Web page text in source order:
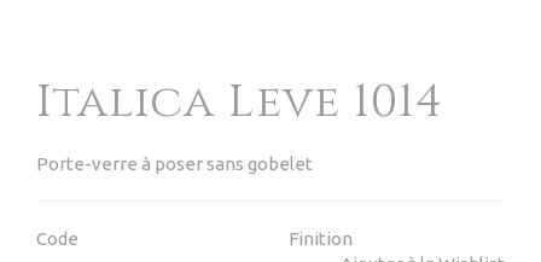
Italica Leve 1014
Porte-verre à poser sans gobelet
Code
Finition